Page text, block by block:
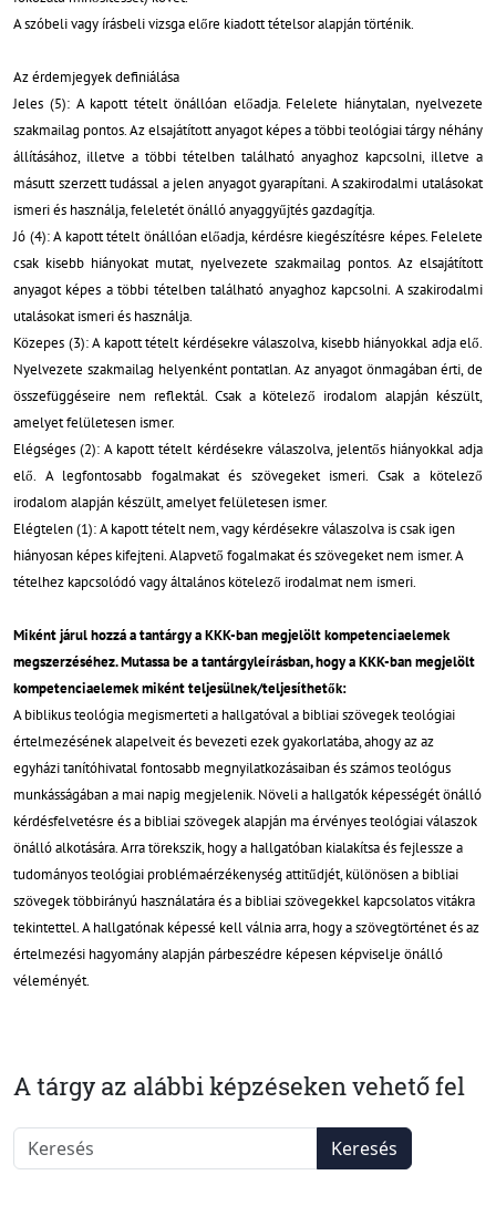
A szóbeli vagy írásbeli vizsga előre kiadott tételsor alapján történik.
Az érdemjegyek definiálása
Jeles (5): A kapott tételt önállóan előadja. Felelete hiánytalan, nyelvezete
szakmailag pontos. Az elsajátított anyagot képes a többi teológiai tárgy néhány
állításához, illetve a többi tételben található anyaghoz kapcsolni, illetve a
másutt szerzett tudással a jelen anyagot gyarapítani. A szakirodalmi utalásokat
ismeri és használja, feleletét önálló anyaggyűjtés gazdagítja.
Jó (4): A kapott tételt önállóan előadja, kérdésre kiegészítésre képes. Felelete
csak kisebb hiányokat mutat, nyelvezete szakmailag pontos. Az elsajátított
anyagot képes a többi tételben található anyaghoz kapcsolni. A szakirodalmi
utalásokat ismeri és használja.
Közepes (3): A kapott tételt kérdésekre válaszolva, kisebb hiányokkal adja elő.
Nyelvezete szakmailag helyenként pontatlan. Az anyagot önmagában érti, de
összefüggéseire nem reflektál. Csak a kötelező irodalom alapján készült,
amelyet felületesen ismer.
Elégséges (2): A kapott tételt kérdésekre válaszolva, jelentős hiányokkal adja
elő. A legfontosabb fogalmakat és szövegeket ismeri. Csak a kötelező
irodalom alapján készült, amelyet felületesen ismer.
Elégtelen (1): A kapott tételt nem, vagy kérdésekre válaszolva is csak igen
hiányosan képes kifejteni. Alapvető fogalmakat és szövegeket nem ismer. A
tételhez kapcsolódó vagy általános kötelező irodalmat nem ismeri.
Miként járul hozzá a tantárgy a KKK-ban megjelölt kompetenciaelemek
megszerzéséhez. Mutassa be a tantárgyleírásban, hogy a KKK-ban megjelölt
kompetenciaelemek miként teljesülnek/teljesíthetők:
A biblikus teológia megismerteti a hallgatóval a bibliai szövegek teológiai
értelmezésének alapelveit és bevezeti ezek gyakorlatába, ahogy az az
egyházi tanítóhivatal fontosabb megnyilatkozásaiban és számos teológus
munkásságában a mai napig megjelenik. Növeli a hallgatók képességét önálló
kérdésfelvetésre és a bibliai szövegek alapján ma érvényes teológiai válaszok
önálló alkotására. Arra törekszik, hogy a hallgatóban kialakítsa és fejlessze a
tudományos teológiai problémaérzékenység attitűdjét, különösen a bibliai
szövegek többirányú használatára és a bibliai szövegekkel kapcsolatos vitákra
tekintettel. A hallgatónak képessé kell válnia arra, hogy a szövegtörténet és az
értelmezési hagyomány alapján párbeszédre képesen képviselje önálló
véleményét.
A tárgy az alábbi képzéseken vehető fel
Keresés